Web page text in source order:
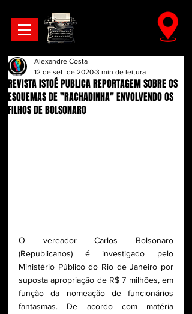
REVISTA ISTOÉ PUBLICA REPORTAGEM SOBRE OS
ESQUEMAS DE "RACHADINHA" ENVOLVENDO OS
FILHOS DE BOLSONARO
Alexandre Costa
12 de set. de 2020 3 min de leitura
O vereador Carlos Bolsonaro
(Republicanos) é investigado pelo
Ministério Público do Rio de Janeiro por
suposta apropriação de R$ 7 milhões, em
função da nomeação de funcionários
fantasmas. De acordo com matéria